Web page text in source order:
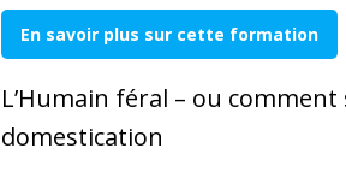
En savoir plus sur cette formation
L’Humain féral – ou
domestication